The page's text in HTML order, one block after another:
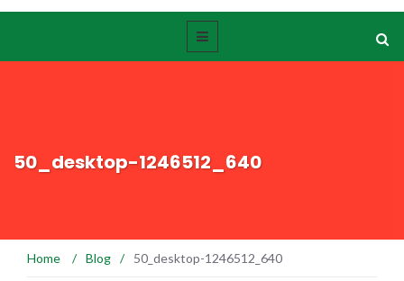
50_desktop-1246512_640
Home / Blog / 50_desktop-1246512_640